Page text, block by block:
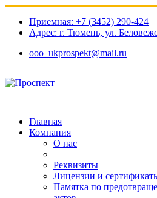
Приемная: +7 (3452) 290-424
Адрес: г. Тюмень, ул.
ooo_ukprospekt@mail.ru
Главная
Компания
О нас
Реквизиты
Лицензии и
Памятка по